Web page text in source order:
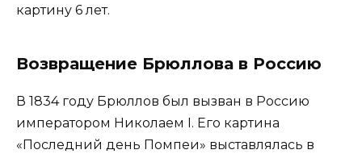
картину 6 лет.
Возвращение Брюллова в Россию
В 1834 году Брюллов был вызван в Россию
императором Николаем I. Его картина
«Последний день Помпеи» выставлялась в